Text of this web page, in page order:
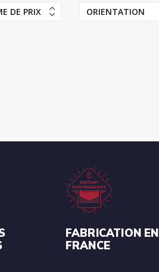
DE PRIX ORIENTATION
FABRICATION EN
FRANCE